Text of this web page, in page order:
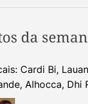
da
Cardi Bi,
Alhocca, Dhi